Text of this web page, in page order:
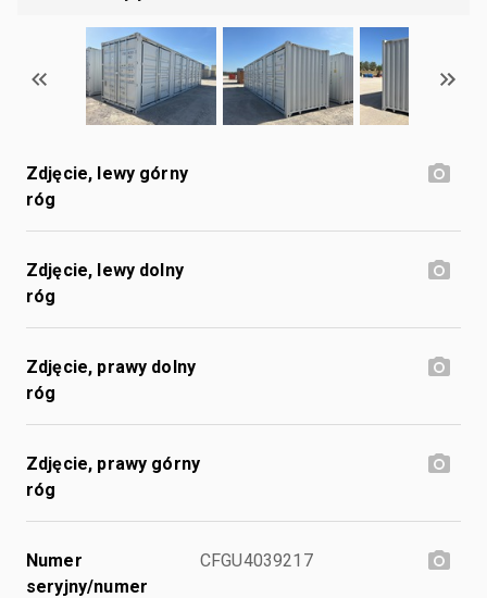
Zdjęcie, lewy górny
róg
Zdjęcie, lewy dolny
róg
Zdjęcie, prawy dolny
róg
Zdjęcie, prawy górny
róg
Numer
seryjny/numer
CFGU4039217